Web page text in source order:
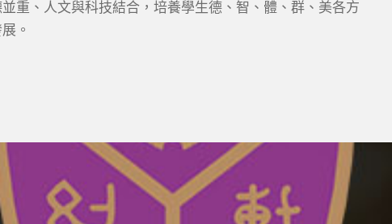
重、人文與科技結合，培養學生德、智、體、群、美各方
。